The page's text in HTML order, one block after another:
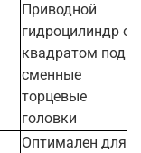
Приводной
гидроцилиндр с
квадратом под
сменные
торцевые
головки
Оптимален для